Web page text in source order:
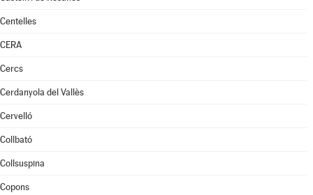
Centelles
CERA
Cercs
Cerdanyola del Vallès
Cervelló
Collbató
Collsuspina
Copons